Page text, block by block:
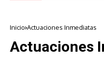
Inicio Actuaciones Inmediatas
Actuaciones